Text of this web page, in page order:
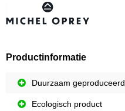
Productinformatie
Duurzaam geproduceerd
Ecologisch product